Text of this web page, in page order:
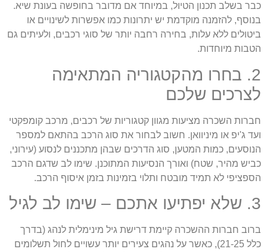
בשלב תכנון הטיול, במיוחד אם מדובר בחופשה בעונת שיא.
להזמנה מוקדמת יש יתרונות כמו אפשרות לשינויים או
ללא עלות, בחירה רחבה יותר של סוגי רכבים, ולעיתים גם
מיוחדות.
2. בחרו מהקטגוריה המתאימה
שלכם
השכרה מציעות מגוון קטגוריות של רכבים, מרכב קומפקטי
ג'יפ או מיניוואן. חשוב לבחור את סוג הרכב בהתאם למספר
כמות המטען, סוג הדרכים שבהן מתכננים לנסוע (עירוני,
מהיר, שטח) ואורך הנסיעות המתוכנן. שימו לב שדגם הרכב
לא תמיד מובטח ותלוי בזמינות בזמן איסוף הרכב.
חברות ההשכרה קיימת דרישת גיל מינימלית לנהג (בדרך
כלל 21-25), כאשר על נהגים צעירים יותר עשויים לחול תשלומים